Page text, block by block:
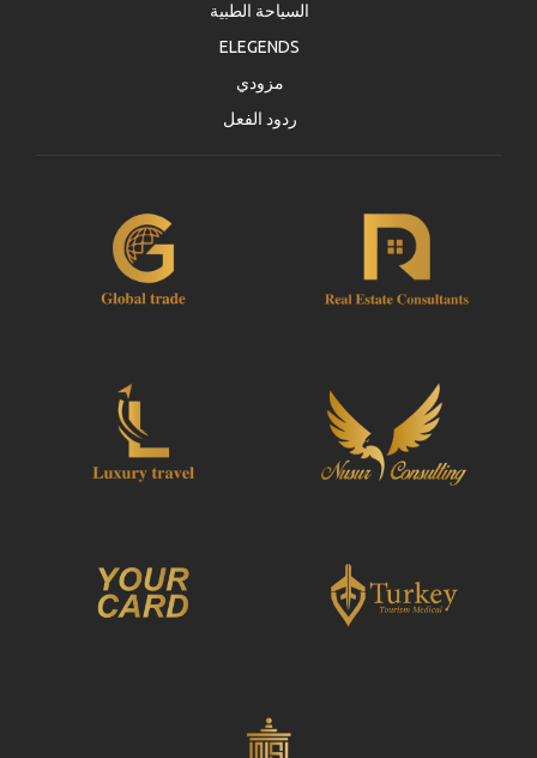
السياحة الطبية
ELEGENDS
مزودي
ردود الفعل